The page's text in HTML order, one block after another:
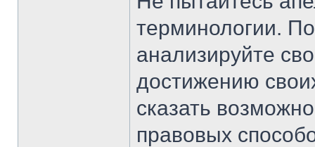
терминологии.
анализируйте
достижению
сказать
правовых